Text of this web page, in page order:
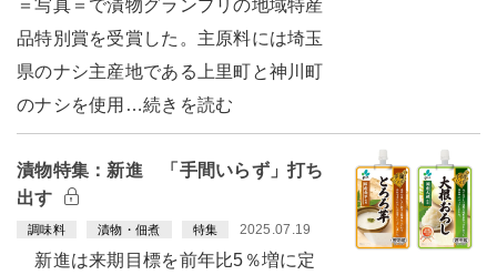
＝写真＝で漬物グランプリの地域特産
品特別賞を受賞した。主原料には埼玉
県のナシ主産地である上里町と神川町
のナシを使用…続きを読む
漬物特集：新進 「手間いらず」打ち
出す
調味料 漬物・佃煮 特集 2025.07.19
新進は来期目標を前年比5％増に定